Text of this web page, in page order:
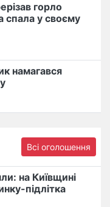
горло
спала у своєму
намагався
Всі оголошення
на Київщині
підлітка